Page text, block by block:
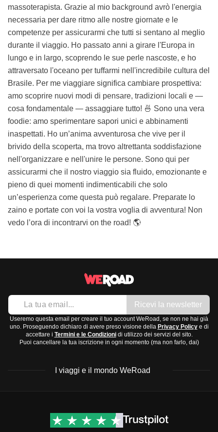
massoterapista. Grazie al mio background avrò l'energia
necessaria per dare ritmo alle nostre giornate e le
competenze per assicurarmi che tutti si sentano al meglio
durante il viaggio. Ho passato anni a girare l'Europa in
lungo e in largo, scoprendo le sue perle nascoste, e ho
attraversato l'oceano per tuffarmi nell'incredibile cultura del
Brasile. Per me viaggiare significa cambiare prospettiva:
amo scoprire nuovi modi di pensare, tradizioni locali e —
cosa fondamentale — assaggiare tutto! 🍜 Sono una vera
foodie: amo sperimentare sapori unici e abbinamenti
inaspettati. Ho un’anima avventurosa che vive per il
brivido della scoperta, ma trovo altrettanta soddisfazione
nell'organizzare e nell'unire le persone. Sono qui per
assicurarmi che il nostro viaggio sia fluido, emozionante e
pieno di quei momenti indimenticabili che solo
un’esperienza come questa può regalare. Preparate lo
zaino e portate con voi la vostra voglia di avventura! Non
vedo l’ora di incontrarvi on the road! 🌎
Ricevi la newsletter
Useremo questa email per creare il tuo account WeRoad, se non ne hai già
uno. Proseguendo dichiaro di avere preso visione della Privacy Policye di
accettare i Termini e le Condizionidi utilizzo dei servizi del sito.
Puoi cancellare la tua iscrizione in ogni momento (ma non farlo, dai)
I viaggi e il mondo WeRoad
Viaggi di gruppo Nord
Contatti